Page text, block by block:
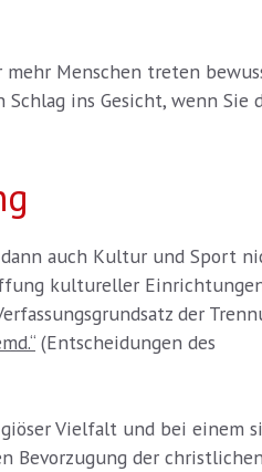
Menschen treten
ins Gesicht, wenn Sie
auch Kultur und Sport
kultureller
der
(Entscheidungen des
Vielfalt und bei einem
Bevorzugung der